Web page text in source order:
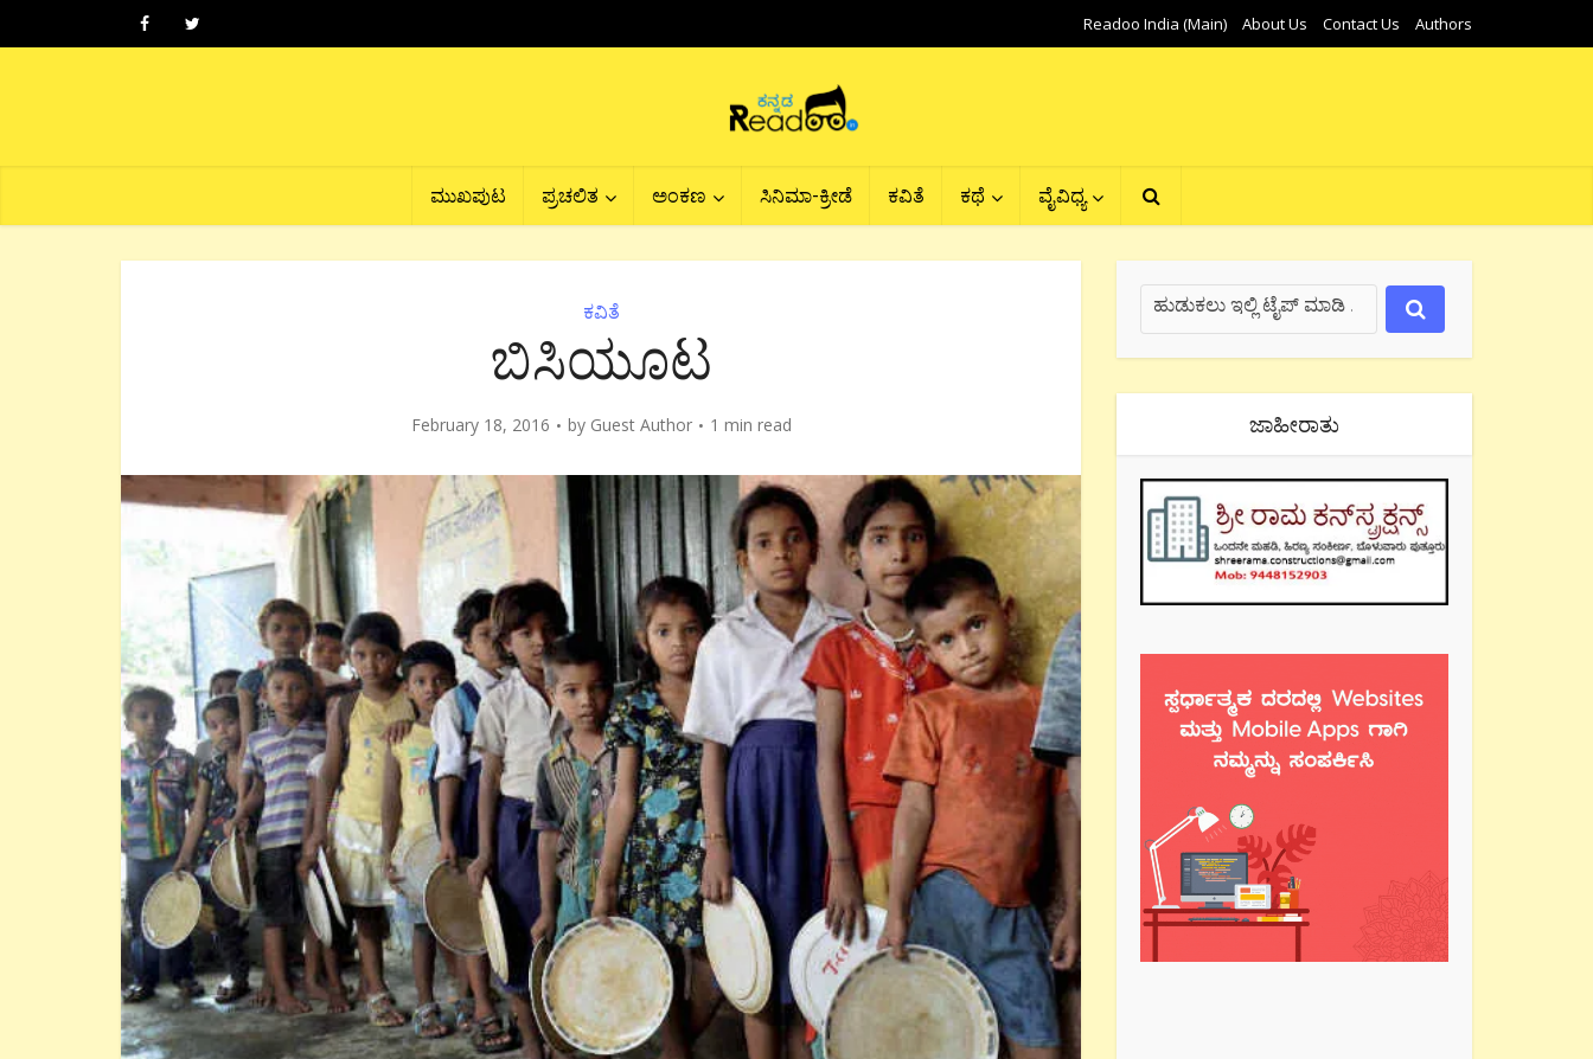
Readoo India (Main) About Us Contact Us Authors
ಮುಖಪುಟ ಪ್ರಚಲಿತ ಅಂಕಣ ಸಿನಿಮಾ-ಕ್ರೀಡೆ ಕವಿತೆ ಕಥೆ ವೈವಿಧ್ಯ
ಕವಿತೆ
ಬಿಸಿಯೂಟ
February 18, 2016 by Guest Author 1 min read ಜಾಹೀರಾತು